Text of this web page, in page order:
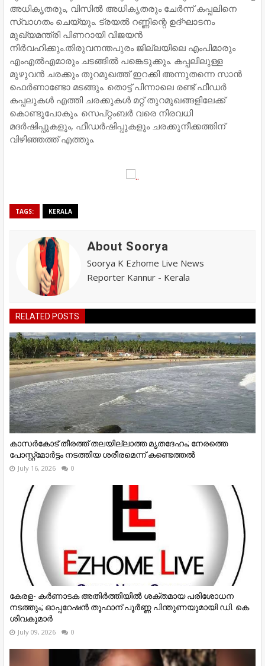
അധികൃതരും, വിസിൽ അധികൃതരും ചേർന്ന് കപ്പലിനെ
സ്വാഗതം ചെയ്യും. ട്രയൽ റണ്ണിന്റെ ഉദ്‌ഘാടനം
മുഖ്യമന്ത്രി പിണറായി വിജയൻ
നിർവഹിക്കും.തിരുവനന്തപുരം ജില്ലയിലെ എംപിമാരും
എംഎൽഎമാരും ചടങ്ങിൽ പങ്കെടുക്കും. കപ്പലിലുള്ള
മുഴുവൻ ചരക്കും തുറമുഖത്ത് ഇറക്കി അന്നുതന്നെ സാൻ
ഫെർണാണ്ടോ മടങ്ങും. തൊട്ട് പിന്നാലെ രണ്ട് ഫീഡർ
കപ്പലുകൾ എത്തി ചരക്കുകൾ മറ്റ് തുറമുഖങ്ങളിലേക്ക്
കൊണ്ടുപോകും. സെപ്റ്റംബർ വരെ നിരവധി
മദർഷിപ്പുകളും, ഫീഡർഷിപ്പുകളും ചരക്കുനീക്കത്തിന്
വിഴിഞ്ഞത്ത് എത്തും.
TAGS: KERALA
About Soorya
Soorya K Ezhome Live News
Reporter Kannur - Kerala
RELATED POSTS
കാസർകോട് തീരത്ത് തലയില്ലാത്ത മൃതദേഹം; നേരത്തെ
പോസ്റ്റ്‌മോർട്ടം നടത്തിയ ശരീരമെന്ന് കണ്ടെത്തൽ
July 16, 2026 0
കേരള- കർണാടക അതിർത്തിയിൽ ശക്തമായ പരിശോധന
നടത്തും; ഓപ്പറേഷൻ തൂഫാന് പൂർണ്ണ പിന്തുണയുമായി ഡി. കെ
ശിവകുമാർ
July 09, 2026 0